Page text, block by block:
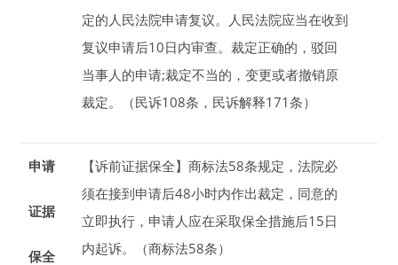
定的人民法院申请复议。人民法院应当在收到
复议申请后10日内审查。裁定正确的，驳回
当事人的申请;裁定不当的，变更或者撤销原
裁定。（民诉108条，民诉解释171条）
申请
证据
保全
【诉前证据保全】商标法58条规定，法院必
须在接到申请后48小时内作出裁定，同意的
立即执行，申请人应在采取保全措施后15日
内起诉。（商标法58条）